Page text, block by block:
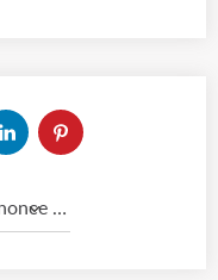
Marquer cette annonce comme...